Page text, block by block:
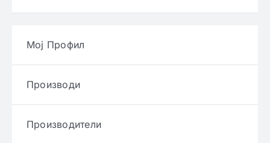
Мој Профил
Производи
Производители